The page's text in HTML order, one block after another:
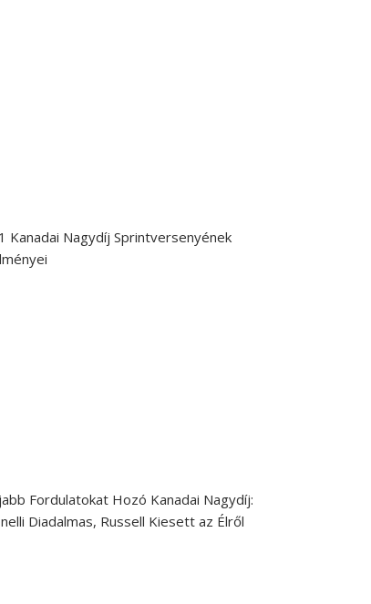
Kanadai Nagydíj Sprintversenyének
Fordulatokat Hozó Kanadai Nagydíj:
Diadalmas, Russell Kiesett az Élről